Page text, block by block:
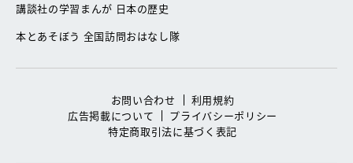
講談社の学習まんが 日本の歴史
本とあそぼう 全国訪問おはなし隊
お問い合わせ
利用規約
広告掲載について
プライバシーポリシー
特定商取引法に基づく表記